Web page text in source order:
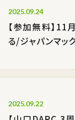
2025.09.24
【参加無料】11
る/ジャパンマッ
2025.09.22